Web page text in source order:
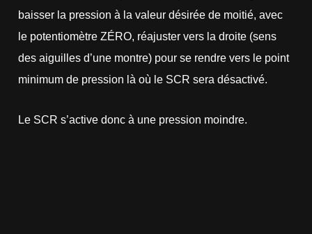
baisser la pression à la valeur désirée de moitié, avec
le potentiomètre ZÉRO, réajuster vers la droite (sens
des aiguilles d’une montre) pour se rendre vers le point
minimum de pression là où le SCR sera désactivé.
Le SCR s’active donc à une pression moindre.